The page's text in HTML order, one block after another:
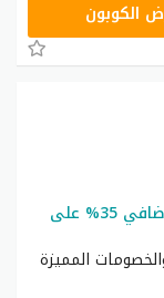
الكوبون
كود خصم نمشي دكتوره خلود 2026 خصم إضافي 35% على
المميزة